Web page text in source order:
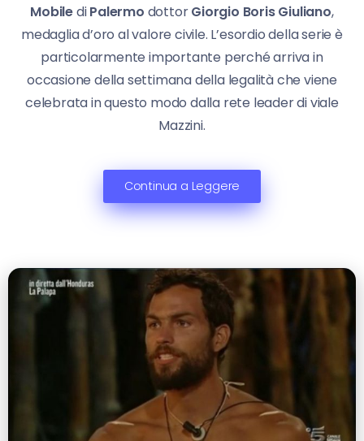
MobilediPalermo dottorGiorgio Boris Giuliano,
medaglia d’oro al valore civile. L’esordio della serie è
particolarmente importante perché arriva in
occasione della settimana della legalità che viene
celebrata in questo modo dalla rete leader di viale
Mazzini.
Continua a Leggere